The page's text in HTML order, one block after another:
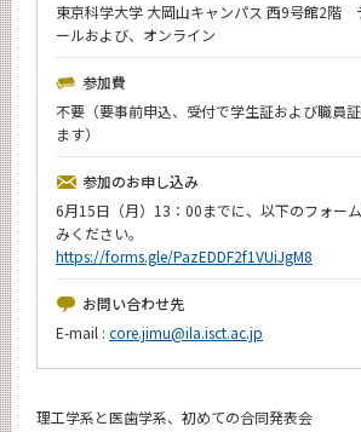
東京科学大学 大岡山キャンパス 西9号館2階
ールおよび、オンライン
参加費
不要（要事前申込、受付で学生証および職員
ます）
参加のお申し込み
6月15日（月）13：00までに、以下のフォー
みください。
https://forms.gle/PazEDDF2f1VUiJgM8
お問い合わせ先
E-mail : core.jimu@ila.isct.ac.jp
理工学系と医歯学系、初めての合同発表会
イベントカレンダー
Event Calendar
今後のイベント
年別アーカイブ
サイト構成